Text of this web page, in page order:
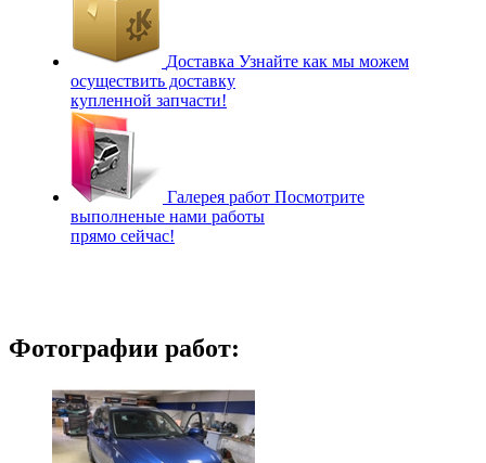
Доставка Узнайте как мы можем
осуществить доставку
купленной запчасти!
Галерея работ Посмотрите
выполненые нами работы
прямо сейчас!
Фотографии работ: